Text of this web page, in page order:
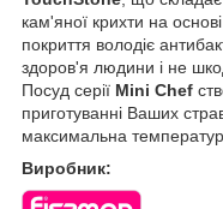
кам'яної крихти на
покриття володіє
здоров'я людини і не
Посуд серії Mini Chef
приготуванні Ваших
максимальна
Виробник: